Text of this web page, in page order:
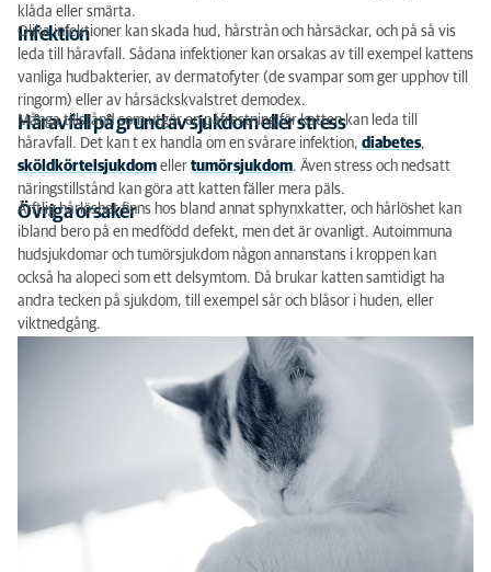
klåda eller smärta.
Infektion
Olika infektioner kan skada hud, hårstrån och hårsäckar, och på så vis
leda till håravfall. Sådana infektioner kan orsakas av till exempel kattens
vanliga hudbakterier, av dermatofyter (de svampar som ger upphov till
ringorm) eller av hårsäckskvalstret demodex.
Håravfall på grund av sjukdom eller stress
Många tillstånd som utgör en påfrestning för katten kan leda till
håravfall. Det kan t ex handla om en svårare infektion, diabetes,
sköldkörtelsjukdom eller tumörsjukdom. Även stress och nedsatt
näringstillstånd kan göra att katten fäller mera päls.
Övriga orsaker
Ärftlig hårlöshet finns hos bland annat sphynxkatter, och hårlöshet kan
ibland bero på en medfödd defekt, men det är ovanligt. Autoimmuna
hudsjukdomar och tumörsjukdom någon annanstans i kroppen kan
också ha alopeci som ett delsymtom. Då brukar katten samtidigt ha
andra tecken på sjukdom, till exempel sår och blåsor i huden, eller
viktnedgång.